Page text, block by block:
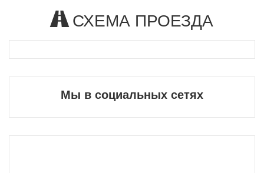
СХЕМА ПРОЕЗДА
Мы в социальных сетях